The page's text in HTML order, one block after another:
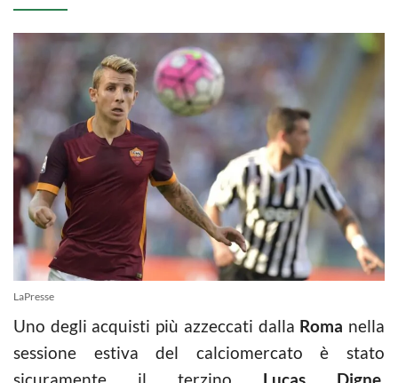
LaPresse
Uno degli acquisti più azzeccati dalla Roma nella
sessione estiva del calciomercato è stato
sicuramente il terzino Lucas Digne,